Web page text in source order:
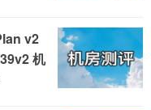
v2
机